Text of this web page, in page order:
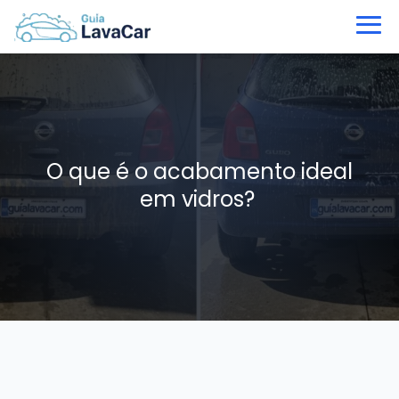
O que é o acabamento ideal
em vidros?